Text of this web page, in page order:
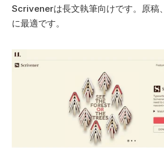
Scrivenerは長文執筆向けです。原稿
に最適です。